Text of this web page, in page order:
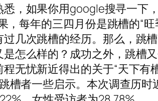
，如果你用google搜寻一下
，每年的三四月份是跳槽的“旺
几次跳槽的经历。那么，跳
怎么样的？成功之外，跳槽
无忧新近得出的关于“天下有
槽者一些启示。本次调查历时